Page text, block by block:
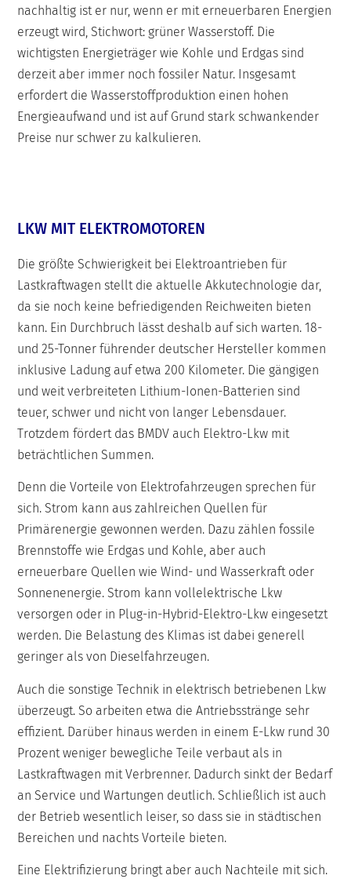
nachhaltig ist er nur, wenn er mit erneuerbaren Energien
erzeugt wird, Stichwort: grüner Wasserstoff. Die
wichtigsten Energieträger wie Kohle und Erdgas sind
derzeit aber immer noch fossiler Natur. Insgesamt
erfordert die Wasserstoffproduktion einen hohen
Energieaufwand und ist auf Grund stark schwankender
Preise nur schwer zu kalkulieren.
LKW MIT ELEKTROMOTOREN
Die größte Schwierigkeit bei Elektroantrieben für
Lastkraftwagen stellt die aktuelle Akkutechnologie dar,
da sie noch keine befriedigenden Reichweiten bieten
kann. Ein Durchbruch lässt deshalb auf sich warten. 18-
und 25-Tonner führender deutscher Hersteller kommen
inklusive Ladung auf etwa 200 Kilometer. Die gängigen
und weit verbreiteten Lithium-Ionen-Batterien sind
teuer, schwer und nicht von langer Lebensdauer.
Trotzdem fördert das BMDV auch Elektro-Lkw mit
beträchtlichen Summen.
Denn die Vorteile von Elektrofahrzeugen sprechen für
sich. Strom kann aus zahlreichen Quellen für
Primärenergie gewonnen werden. Dazu zählen fossile
Brennstoffe wie Erdgas und Kohle, aber auch
erneuerbare Quellen wie Wind- und Wasserkraft oder
Sonnenenergie. Strom kann vollelektrische Lkw
versorgen oder in Plug-in-Hybrid-Elektro-Lkw eingesetzt
werden. Die Belastung des Klimas ist dabei generell
geringer als von Dieselfahrzeugen.
Auch die sonstige Technik in elektrisch betriebenen Lkw
überzeugt. So arbeiten etwa die Antriebsstränge sehr
effizient. Darüber hinaus werden in einem E-Lkw rund 30
Prozent weniger bewegliche Teile verbaut als in
Lastkraftwagen mit Verbrenner. Dadurch sinkt der Bedarf
an Service und Wartungen deutlich. Schließlich ist auch
der Betrieb wesentlich leiser, so dass sie in städtischen
Bereichen und nachts Vorteile bieten.
Eine Elektrifizierung bringt aber auch Nachteile mit sich.